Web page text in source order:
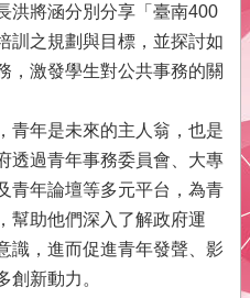
洪將涵分別分享「臺南400
訓之規劃與目標，並探討如
，激發學生對公共事務的關
年是未來的主人翁，也是
透過青年事務委員會、大專
青年論壇等多元平台，為青
幫助他們深入了解政府運
識，進而促進青年發聲、影
創新動力。